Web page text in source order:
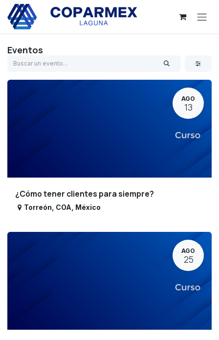
Ir al contenido
Eventos
AGO
13
¿Cómo tener clientes para siempre?
Torreón COA México
AGO
25